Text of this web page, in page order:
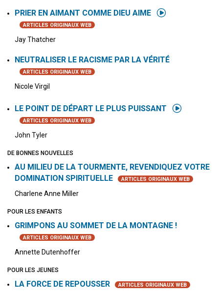
PRIER EN AIMANT COMME DIEU AIME
ARTICLES ORIGINAUX WEB
Jay Thatcher
NEUTRALISER LE RACISME PAR LA VÉRITÉ
ARTICLES ORIGINAUX WEB
Nicole Virgil
LE POINT DE DÉPART LE PLUS PUISSANT
ARTICLES ORIGINAUX WEB
John Tyler
DE BONNES NOUVELLES
AU MILIEU DE LA TOURMENTE, REVENDIQUEZ VOTRE
DOMINATION SPIRITUELLE
ARTICLES ORIGINAUX WEB
Charlene Anne Miller
POUR LES ENFANTS
GRIMPONS AU SOMMET DE LA MONTAGNE !
ARTICLES ORIGINAUX WEB
Annette Dutenhoffer
POUR LES JEUNES
LA FORCE DE REPOUSSER ARTICLES ORIGINAUX WEB